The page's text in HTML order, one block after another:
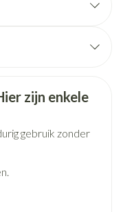
zijn enkele
gebruik zonder